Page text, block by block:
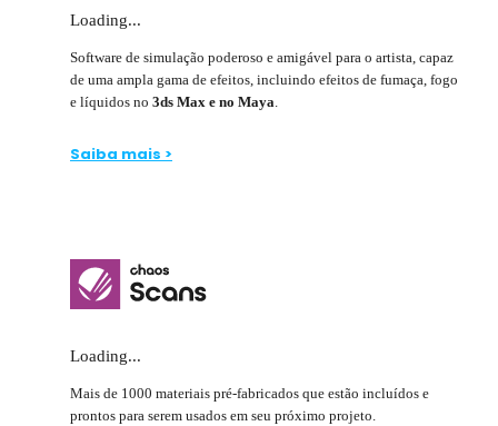
Loading...
Software de simulação poderoso e amigável para o artista, capaz
de uma ampla gama de efeitos, incluindo efeitos de fumaça, fogo
e líquidos no 3ds Max e no Maya.
Saiba mais >
Loading...
Mais de 1000 materiais pré-fabricados que estão incluídos e
prontos para serem usados em seu próximo projeto.